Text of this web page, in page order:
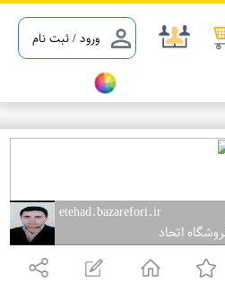
ورود / ثبت نام
etehad.bazarefori.ir
اتحاد